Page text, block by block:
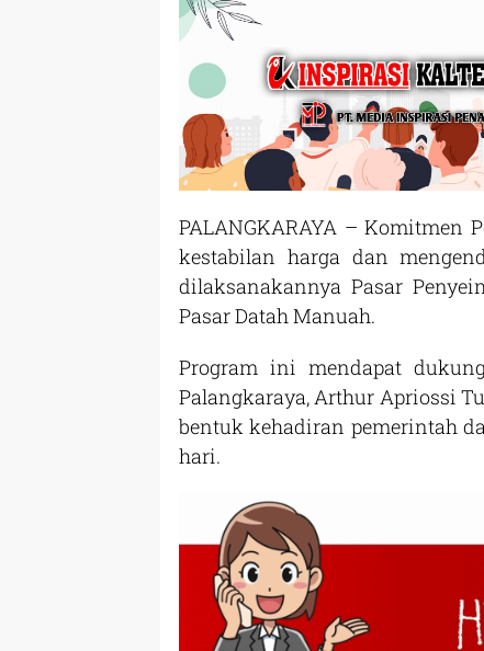
PALANGKARAYA – Komitmen
kestabilan harga dan
dilaksanakannya Pasar
Pasar Datah Manuah.
Program ini mendapat
Palangkaraya, Arthur Apriossi
bentuk kehadiran pemerintah
hari.